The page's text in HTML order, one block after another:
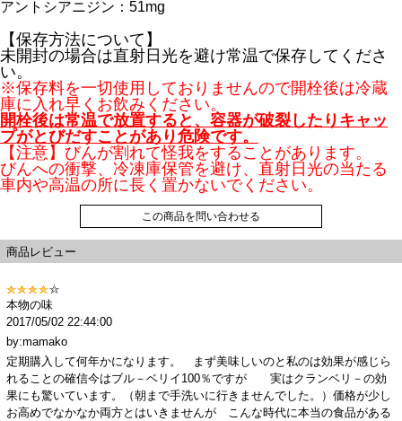
アントシアニジン：51mg
【保存方法について】
未開封の場合は直射日光を避け常温で保存してくださ
い。
※保存料を一切使用しておりませんので開栓後は冷蔵
庫に入れ早くお飲みください。
開栓後は常温で放置すると、容器が破裂したりキャッ
プがとびだすことがあり危険です。
【注意】びんが割れて怪我をすることがあります。
びんへの衝撃、冷凍庫保管を避け、直射日光の当たる
車内や高温の所に長く置かないでください。
この商品を問い合わせる
商品レビュー
本物の味
2017/05/02 22:44:00
by:mamako
定期購入して何年かになります。 まず美味しいのと私のは効果が感じら
れることの確信今はブル－ベリイ100％ですが 実はクランベリ－の効
果にも驚いています。（朝まで手洗いに行きませんでした。）価格が少し
お高めでなかなか両方とはいきませんが こんな時代に本当の食品がある